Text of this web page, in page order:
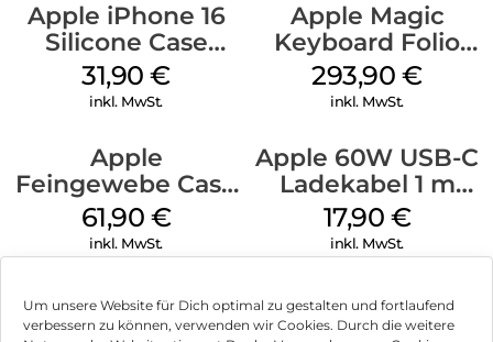
Um unsere Website für Dich optimal zu gestalten und fortlaufend
verbessern zu können, verwenden wir Cookies. Durch die weitere
Apple iPhone 16
Silicone Case
MagSafe Fuchsia
31,90€
inkl. MwSt.
Apple Magic
Keyboard Folio
iPad 10.9″ (10.Gen.)
Weiß
293,90€
inkl. MwSt.
Apple
Feingewebe Case
iPhone 15 Pro
MagSafe Schwarz
61,90 €
inkl. MwSt.
Apple 60W USB-C
Ladekabel 1 m
Weiß
17,90 €
inkl. MwSt.